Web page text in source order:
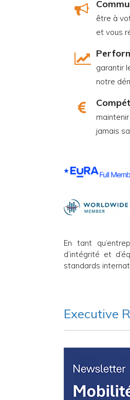
être à
et vous
garantir
notre
jamais
En tant
d’intégrité et
standards
Executive